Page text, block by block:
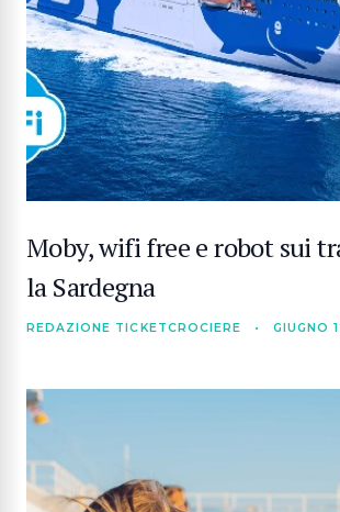
Moby, wifi free e robot sui
la Sardegna
REDAZIONE TICKETCROCIERE • GIUGNO